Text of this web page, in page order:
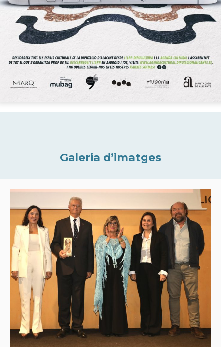
Galeria d’imatges